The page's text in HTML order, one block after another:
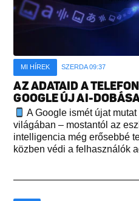
MI HÍREK SZERDA 09:37
AZ ADATAID A
GOOGLE ÚJ AI-
A Google ismét újat
világában – mostantól az
intelligencia még erősebbé
közben védi a felhasználók